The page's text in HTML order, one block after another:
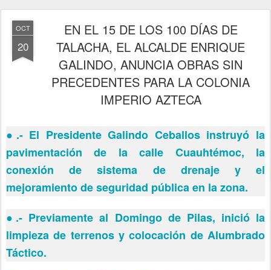
OCT
20
EN EL 15 DE LOS 100 DÍAS DE
TALACHA, EL ALCALDE ENRIQUE
GALINDO, ANUNCIA OBRAS SIN
PRECEDENTES PARA LA COLONIA
IMPERIO AZTECA
● .- El Presidente Galindo Ceballos instruyó la
pavimentación de la calle Cuauhtémoc, la
conexión de sistema de drenaje y el
mejoramiento de seguridad pública en la zona.
● .- Previamente al Domingo de Pilas, inició la
limpieza de terrenos y colocación de Alumbrado
Táctico.